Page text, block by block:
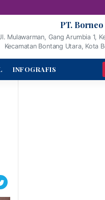
PT.
Mulawarman, Gang Arumbia 1,
Kecamatan Bontang Utara, Kota
INFOGRAFIS